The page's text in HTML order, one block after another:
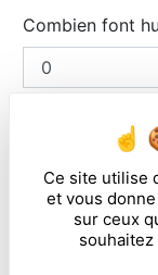
Ce site utilise
et vous
sur ceux
Combien font
En cochant
particulières
** Les données